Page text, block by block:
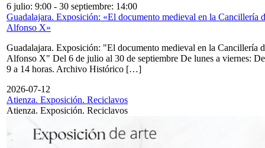
6 julio: 9:00 - 30 septiembre: 14:00
Guadalajara. Exposición: «El documento medieval en la Cancillería
Alfonso X»
Guadalajara. Exposición: "El documento medieval en la Cancillería
Alfonso X" Del 6 de julio al 30 de septiembre De lunes a viernes: De
9 a 14 horas. Archivo Histórico […]
2026-07-12
Atienza. Exposición. Reciclavos
Atienza. Exposición. Reciclavos